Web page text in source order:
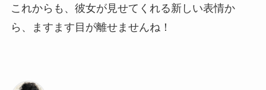
これからも、彼女が見せてくれる新しい表情か
ら、ますます目が離せませんね！